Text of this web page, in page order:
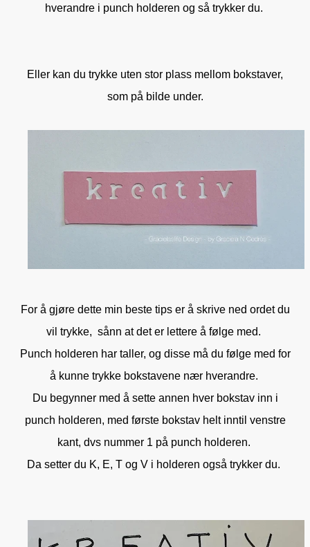
hverandre i punch holderen og så trykker du.
Eller kan du trykke uten stor plass mellom bokstaver,
som på bilde under.
For å gjøre dette min beste tips er å skrive ned ordet du
vil trykke, sånn at det er lettere å følge med.
Punch holderen har taller, og disse må du følge med for
å kunne trykke bokstavene nær hverandre.
Du begynner med å sette annen hver bokstav inn i
punch holderen, med første bokstav helt inntil venstre
kant, dvs nummer 1 på punch holderen.
Da setter du K, E, T og V i holderen også trykker du.